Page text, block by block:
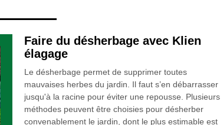
Faire du désherbage avec Klien
élagage
Le désherbage permet de supprimer toutes
mauvaises herbes du jardin. Il faut s’en débarrasser
jusqu'à la racine pour éviter une repousse. Plusieurs
méthodes peuvent être choisies pour désherber
convenablement le jardin, dont le plus estimable est